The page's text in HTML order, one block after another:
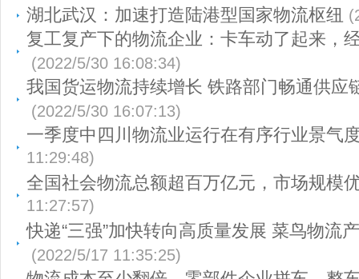
湖北武汉：加速打造陆港型国家物流枢纽
复工复产下的物流企业：卡车动了起来，
(2022/5/30 16:08:34)
我国货运物流持续增长 铁路部门畅通供应
(2022/5/30 16:07:13)
一季度中四川物流业运行在有序行业景气
11:29:48)
全国社会物流总额超百万亿元，市场规模
11:27:57)
快递“三强”加快转向高质量发展 菜鸟物流
(2022/5/17 11:35:25)